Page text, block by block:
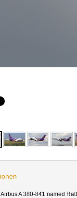
A 380-841 named